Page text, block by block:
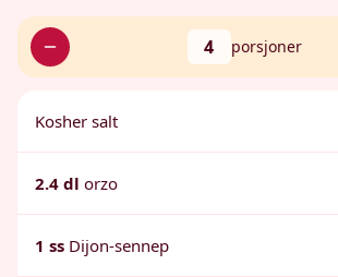
4 porsjoner
Kosher salt
2.4 dl orzo
1 ss Dijon-sennep